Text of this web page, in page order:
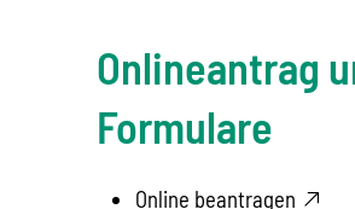
Onlineantrag
Formulare
Online beantragen